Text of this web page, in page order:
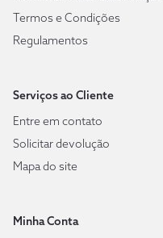
Termos e Condições
Regulamentos
Serviços ao Cliente
Entre em contato
Solicitar devolução
Mapa do site
Minha Conta